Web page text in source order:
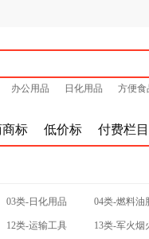
办公用品 日化用品 方便食
商标 低价标 付费栏目
03类-日化用品 04类-燃料油
12类-运输工具 13类-军火烟